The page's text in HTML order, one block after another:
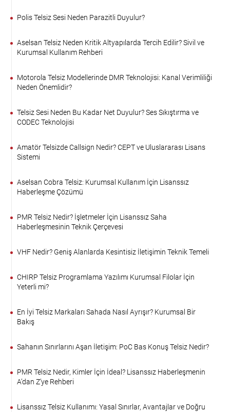
Polis Telsiz Sesi Neden Parazitli Duyulur?
Aselsan Telsiz Neden Kritik Altyapılarda Tercih Edilir? Sivil ve
Kurumsal Kullanım Rehberi
Motorola Telsiz Modellerinde DMR Teknolojisi: Kanal Verimliliği
Neden Önemlidir?
Telsiz Sesi Neden Bu Kadar Net Duyulur? Ses Sıkıştırma ve
CODEC Teknolojisi
Amatör Telsizde Callsign Nedir? CEPT ve Uluslararası Lisans
Sistemi
Aselsan Cobra Telsiz: Kurumsal Kullanım İçin Lisanssız
Haberleşme Çözümü
PMR Telsiz Nedir? İşletmeler İçin Lisanssız Saha
Haberleşmesinin Teknik Çerçevesi
VHF Nedir? Geniş Alanlarda Kesintisiz İletişimin Teknik Temeli
CHIRP Telsiz Programlama Yazılımı Kurumsal Filolar İçin
Yeterli mi?
En İyi Telsiz Markaları Sahada Nasıl Ayrışır? Kurumsal Bir
Bakış
Sahanın Sınırlarını Aşan İletişim: PoC Bas Konuş Telsiz Nedir?
PMR Telsiz Nedir, Kimler İçin İdeal? Lisanssız Haberleşmenin
A’dan Z’ye Rehberi
Lisanssız Telsiz Kullanımı: Yasal Sınırlar, Avantajlar ve Doğru